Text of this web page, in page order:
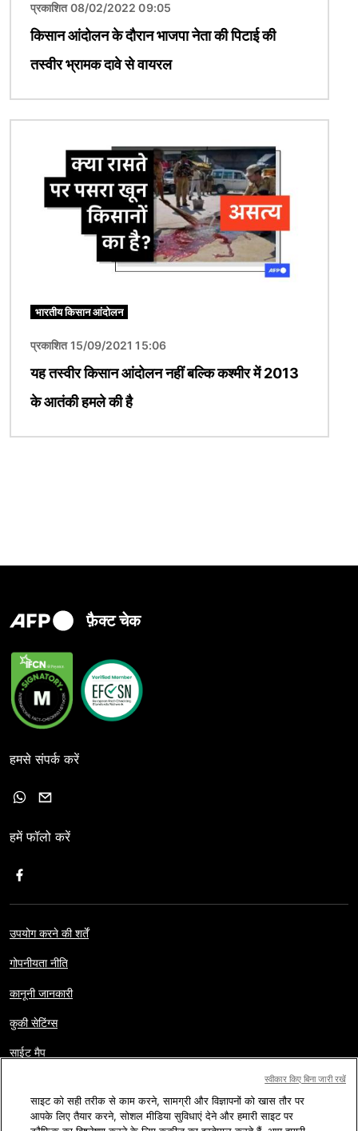
प्रकाशित 08/02/2022 09:05
किसान आंदोलन के दौरान भाजपा नेता की पिटाई की
तस्वीर भ्रामक दावे से वायरल
भारतीय किसान आंदोलन
प्रकाशित 15/09/2021 15:06
यह तस्वीर किसान आंदोलन नहीं बल्कि कश्मीर में 2013
के आतंकी हमले की है
फ़ैक्ट चेक
हमसे संपर्क करें
हमें फॉलो करें
उपयोग करने की शर्तें
गोपनीयता नीति
कानूनी जानकारी
कुकी सेटिंग्स
साईट मैप
कॉपीराइट © AFP 2017-2026. सर्वाधिकार सुरक्षित.पाठक हमारी वेबसाइट का
इस्तेमाल सिर्फ स्वयं, निजी और ग़ैर व्यावसायिक कार्यों के लिए कर सकते हैं. किसी भी
साइट को सही तरीक से काम करने, सामग्री और विज्ञापनों को खास तौर पर
आपके लिए तैयार करने, सोशल मीडिया सुविधाएं देने और हमारी साइट पर
स्वीकार किए बिना जारी रखें